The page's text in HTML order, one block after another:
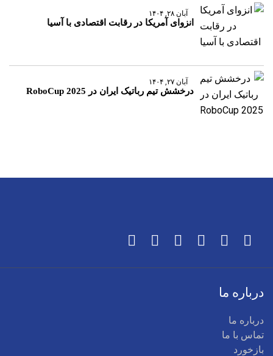
آبان ۲۸, ۱۴۰۴
انزوای آمریکا در رقابت اقتصادی با آسیا
آبان ۲۷, ۱۴۰۴
درخشش تیم رباتیک ایران در RoboCup 2025
درباره ما
درباره ما
تماس با ما
بازخورد